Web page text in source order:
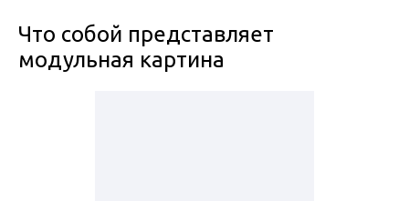
Что собой представляет
модульная картина